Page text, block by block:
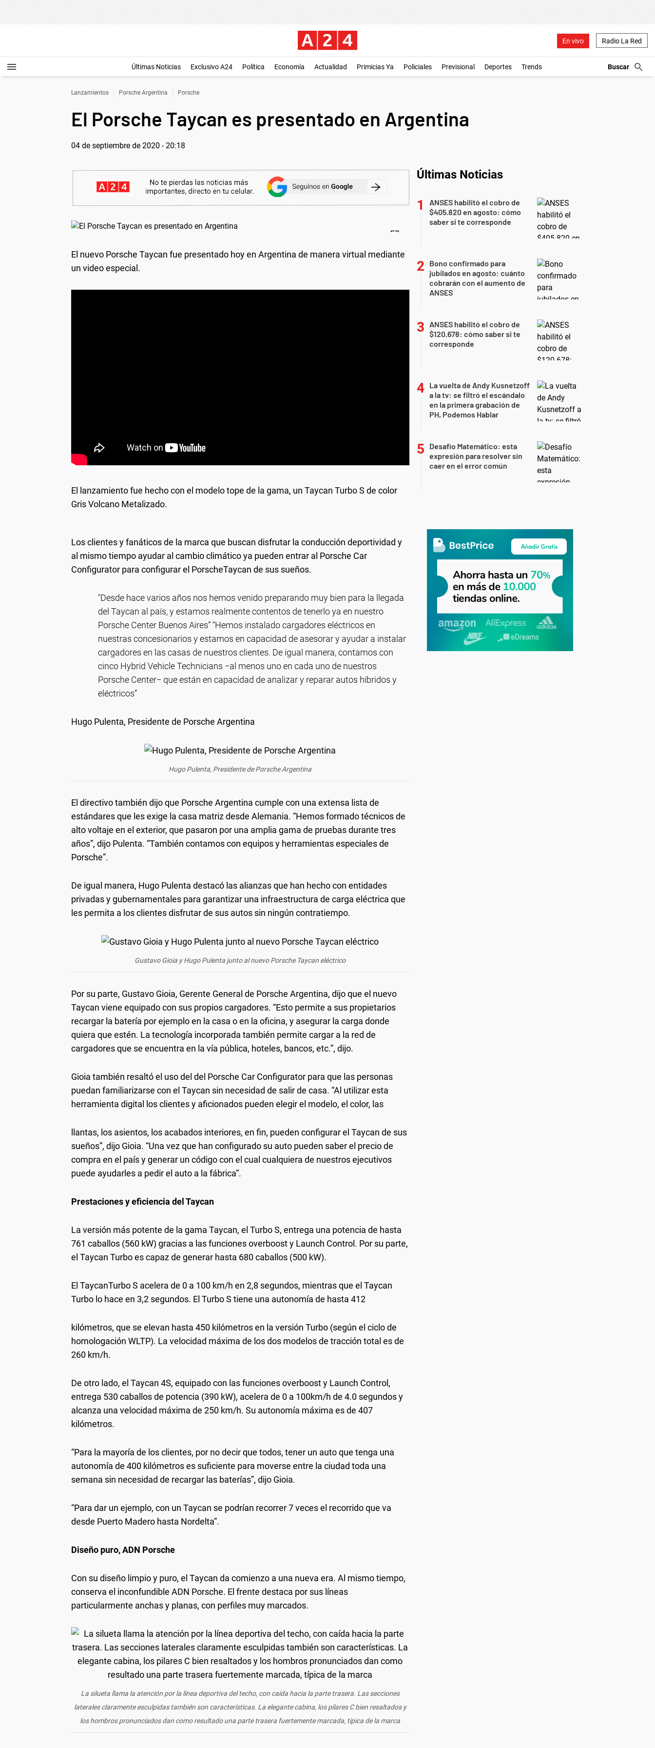
En vivo Radio La Red
Últimas Noticias Exclusivo A24 Política Economía Actualidad Primicias Ya Policiales Previsional Deportes Trends
Lanzamientos Porsche Argentina Porsche
El Porsche Taycan es presentado en Argentina
04 de septiembre de 2020 - 20:18
El nuevo Porsche Taycan fue presentado hoy en Argentina de manera virtual mediante
un video especial.
El lanzamiento fue hecho con el modelo tope de la gama, un Taycan Turbo S de color
Gris Volcano Metalizado.
Los clientes y fanáticos de la marca que buscan disfrutar la conducción deportividad y
al mismo tiempo ayudar al cambio climático ya pueden entrar al Porsche Car
Configurator para configurar el PorscheTaycan de sus sueños.
"Desde hace varios años nos hemos venido preparando muy bien para la llegada
del Taycan al país, y estamos realmente contentos de tenerlo ya en nuestro
Porsche Center Buenos Aires” “Hemos instalado cargadores eléctricos en
nuestras concesionarios y estamos en capacidad de asesorar y ayudar a instalar
cargadores en las casas de nuestros clientes. De igual manera, contamos con
cinco Hybrid Vehicle Technicians −al menos uno en cada uno de nuestros
Porsche Center− que están en capacidad de analizar y reparar autos híbridos y
eléctricos”
Hugo Pulenta, Presidente de Porsche Argentina
Hugo Pulenta, Presidente de Porsche Argentina
El directivo también dijo que Porsche Argentina cumple con una extensa lista de
estándares que les exige la casa matriz desde Alemania. “Hemos formado técnicos de
alto voltaje en el exterior, que pasaron por una amplia gama de pruebas durante tres
años”, dijo Pulenta. “También contamos con equipos y herramientas especiales de
Porsche”.
De igual manera, Hugo Pulenta destacó las alianzas que han hecho con entidades
privadas y gubernamentales para garantizar una infraestructura de carga eléctrica que
les permita a los clientes disfrutar de sus autos sin ningún contratiempo.
Gustavo Gioia y Hugo Pulenta junto al nuevo Porsche Taycan eléctrico
Por su parte, Gustavo Gioia, Gerente General de Porsche Argentina, dijo que el nuevo
Taycan viene equipado con sus propios cargadores. “Esto permite a sus propietarios
recargar la batería por ejemplo en la casa o en la oficina, y asegurar la carga donde
quiera que estén. La tecnología incorporada también permite cargar a la red de
cargadores que se encuentra en la vía pública, hoteles, bancos, etc.”, dijo.
Gioia también resaltó el uso del del Porsche Car Configurator para que las personas
puedan familiarizarse con el Taycan sin necesidad de salir de casa. “Al utilizar esta
herramienta digital los clientes y aficionados pueden elegir el modelo, el color, las
llantas, los asientos, los acabados interiores, en fin, pueden configurar el Taycan de sus
sueños”, dijo Gioia. “Una vez que han configurado su auto pueden saber el precio de
compra en el país y generar un código con el cual cualquiera de nuestros ejecutivos
puede ayudarles a pedir el auto a la fábrica”.
Prestaciones y eficiencia del Taycan
La versión más potente de la gama Taycan, el Turbo S, entrega una potencia de hasta
761 caballos (560 kW) gracias a las funciones overboost y Launch Control. Por su parte,
el Taycan Turbo es capaz de generar hasta 680 caballos (500 kW).
El TaycanTurbo S acelera de 0 a 100 km/h en 2,8 segundos, mientras que el Taycan
Turbo lo hace en 3,2 segundos. El Turbo S tiene una autonomía de hasta 412
kilómetros, que se elevan hasta 450 kilómetros en la versión Turbo (según el ciclo de
homologación WLTP). La velocidad máxima de los dos modelos de tracción total es de
260 km/h.
De otro lado, el Taycan 4S, equipado con las funciones overboost y Launch Control,
entrega 530 caballos de potencia (390 kW), acelera de 0 a 100km/h de 4.0 segundos y
alcanza una velocidad máxima de 250 km/h. Su autonomía máxima es de 407
kilómetros.
“Para la mayoría de los clientes, por no decir que todos, tener un auto que tenga una
autonomía de 400 kilómetros es suficiente para moverse entre la ciudad toda una
semana sin necesidad de recargar las baterías”, dijo Gioia.
“Para dar un ejemplo, con un Taycan se podrían recorrer 7 veces el recorrido que va
desde Puerto Madero hasta Nordelta”.
Diseño puro, ADN Porsche
Con su diseño limpio y puro, el Taycan da comienzo a una nueva era. Al mismo tiempo,
conserva el inconfundible ADN Porsche. El frente destaca por sus líneas
particularmente anchas y planas, con perfiles muy marcados.
La silueta llama la atención por la línea deportiva del techo, con caída hacia la parte trasera. Las secciones
laterales claramente esculpidas también son características. La elegante cabina, los pilares C bien resaltados y
los hombros pronunciados dan como resultado una parte trasera fuertemente marcada, típica de la marca
Últimas Noticias
ANSES habilitó el cobro de
$405.820 en agosto: cómo
saber si te corresponde
Bono confirmado para
jubilados en agosto: cuánto
cobrarán con el aumento de
ANSES
ANSES habilitó el cobro de
$120.678: cómo saber si te
corresponde
La vuelta de Andy Kusnetzoff
a la tv: se filtró el escándalo
en la primera grabación de
PH, Podemos Hablar
Desafío Matemático: esta
expresión para resolver sin
caer en el error común